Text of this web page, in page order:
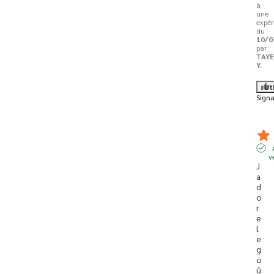
à
une
du
10/
par
Y.
J
a
d
o
r
e
l
e
g
o
û